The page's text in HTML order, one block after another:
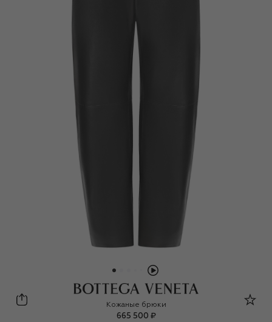
Bottega Veneta
Кожаные брюки
665 500 ₽